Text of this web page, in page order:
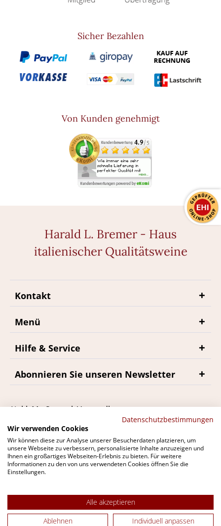
Sicher Bezahlen
Von Kunden genehmigt
Harald L. Bremer - Haus
italienischer Qualitätsweine
Kontakt
Menü
Hilfe & Service
Abonnieren Sie unseren Newsletter
*inkl. MwSt., zzgl. Versandkosten
Du findest bremerwein.de auch bei
Datenschutzbestimmungen
Wir verwenden Cookies
Wir können diese zur Analyse unserer Besucherdaten platzieren, um
unsere Webseite zu verbessern, personalisierte Inhalte anzuzeigen und
Ihnen ein großartiges Webseiten-Erlebnis zu bieten. Für weitere
Informationen zu den von uns verwendeten Cookies öffnen Sie die
Einstellungen.
Alle akzeptieren
Ablehnen
Individuell anpassen